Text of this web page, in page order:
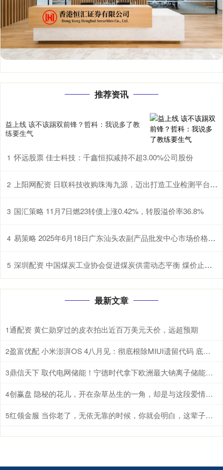
推荐资讯
益上线 该不该踢双前锋？哲科：我说多了教
练要生气
1 怀远股票 佳士科技：千鑫恒拟减持不超3.00%公司股份
2 上阳网配资 日联科技收购珠海九源，迈出打造工业检测平台型企业的关键一步
3 国汇策略 11月7日燃23转债上涨0.42%，转股溢价率36.8%
4 易策略 2025年6月18日广东汕头农副产品批发中心市场价格行情
5 深圳配资 中国煤炭工业协会促进煤炭供需动态平衡 煤价止跌曙光初现
最新文章
1通配资 黄仁勋穿过的皮衣拍出近百万美元天价，远超预期
2 盈富优配 小米澎湃OS 4八月见：彻底根除MIUI遗留代码 底层焕然一新
3 鼎信天下 取代电网储能！宁德时代拿下欧洲最大钠离子储能系统：使用寿命高达30年
4 创赢盘 隐秘的花儿，开在杂草丛生的一角，却是与这段爱情毫不相干的路人
5 红领金服 当你老了，无依无靠的时候，你就会明白，这辈子最亲的，除了父母儿女，伴侣和知己，还有自己身上的这4种能力